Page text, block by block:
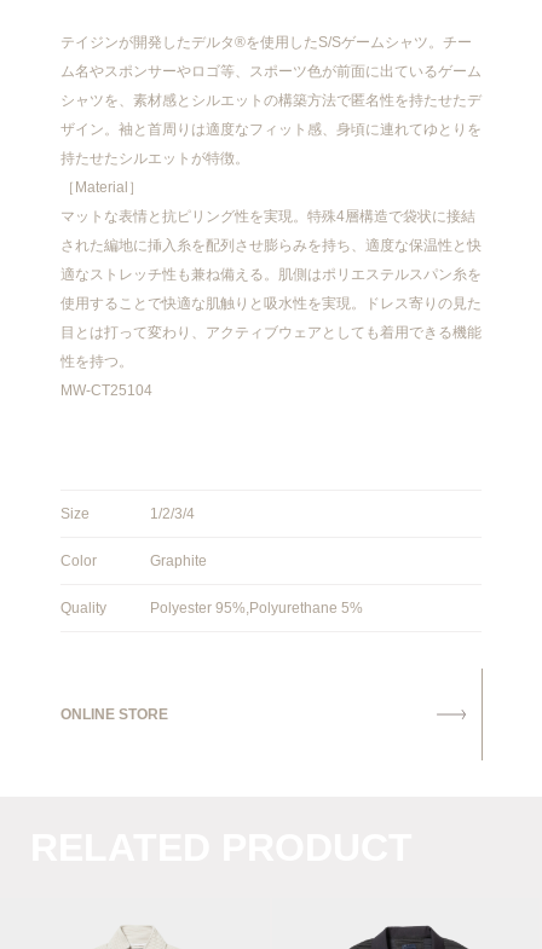
テイジンが開発したデルタ®を使用したS/Sゲームシャツ。チー
ム名やスポンサーやロゴ等、スポーツ色が前面に出ているゲーム
シャツを、素材感とシルエットの構築方法で匿名性を持たせたデ
ザイン。袖と首周りは適度なフィット感、身頃に連れてゆとりを
持たせたシルエットが特徴。
［Material］
マットな表情と抗ピリング性を実現。特殊4層構造で袋状に接結
された編地に挿入糸を配列させ膨らみを持ち、適度な保温性と快
適なストレッチ性も兼ね備える。肌側はポリエステルスパン糸を
使用することで快適な肌触りと吸水性を実現。ドレス寄りの見た
目とは打って変わり、アクティブウェアとしても着用できる機能
性を持つ。
MW-CT25104
Size 1/2/3/4
Color Graphite
Quality Polyester 95%,Polyurethane 5%
ONLINE STORE